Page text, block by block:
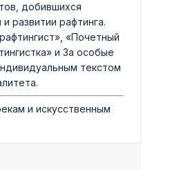
добившихся
развитии рафтинга.
«Почетный
и За особые
текстом
и искусственным